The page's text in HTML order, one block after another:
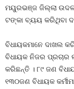
ମୟୁରଭଞ୍ଜ ଜିଲ୍ଲା
ଟଙ୍କା ବ୍ୟୟ କରିଥିବା
ବିଧାୟକମାନେ ଦାଖଲ
ବିଧାୟକ ନିଜର ପ୍ରଚାର
କରିଛନ୍ତି । ୮୯ ଜଣ
୧୩୦ଜଣ ବିଧାୟକ